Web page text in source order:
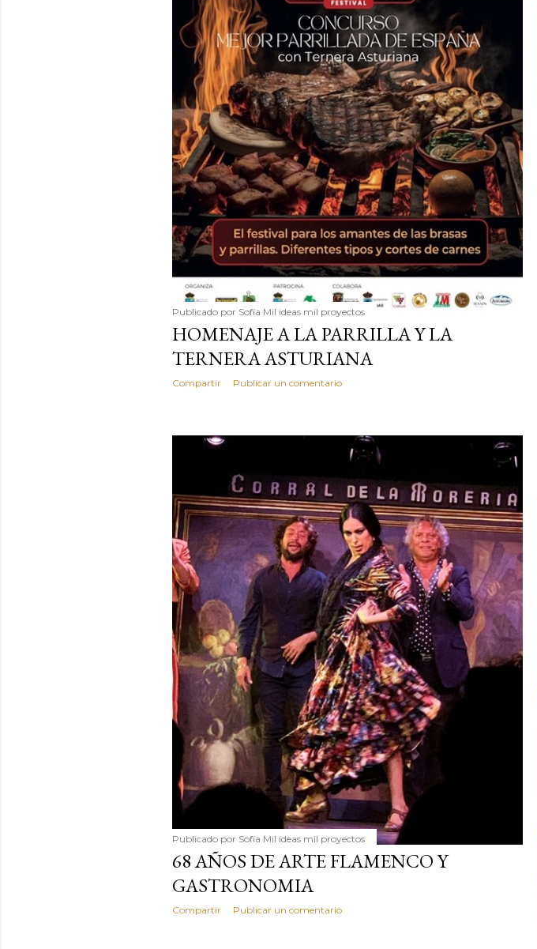
Publicado por Sofía Mil ideas mil proyectos
HOMENAJE A LA PARRILLA Y LA
TERNERA ASTURIANA
Compartir Publicar un comentario
Publicado por Sofía Mil ideas mil proyectos
68 AÑOS DE ARTE FLAMENCO Y
GASTRONOMIA
Compartir Publicar un comentario